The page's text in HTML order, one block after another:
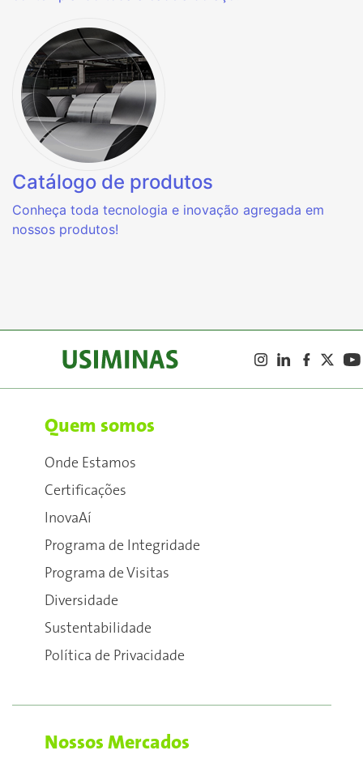
Catálogo de produtos
Conheça toda tecnologia e inovação agregada em
nossos produtos!
Quem somos
Onde Estamos
Certificações
InovaAí
Programa de Integridade
Programa de Visitas
Diversidade
Sustentabilidade
Política de Privacidade
Nossos Mercados